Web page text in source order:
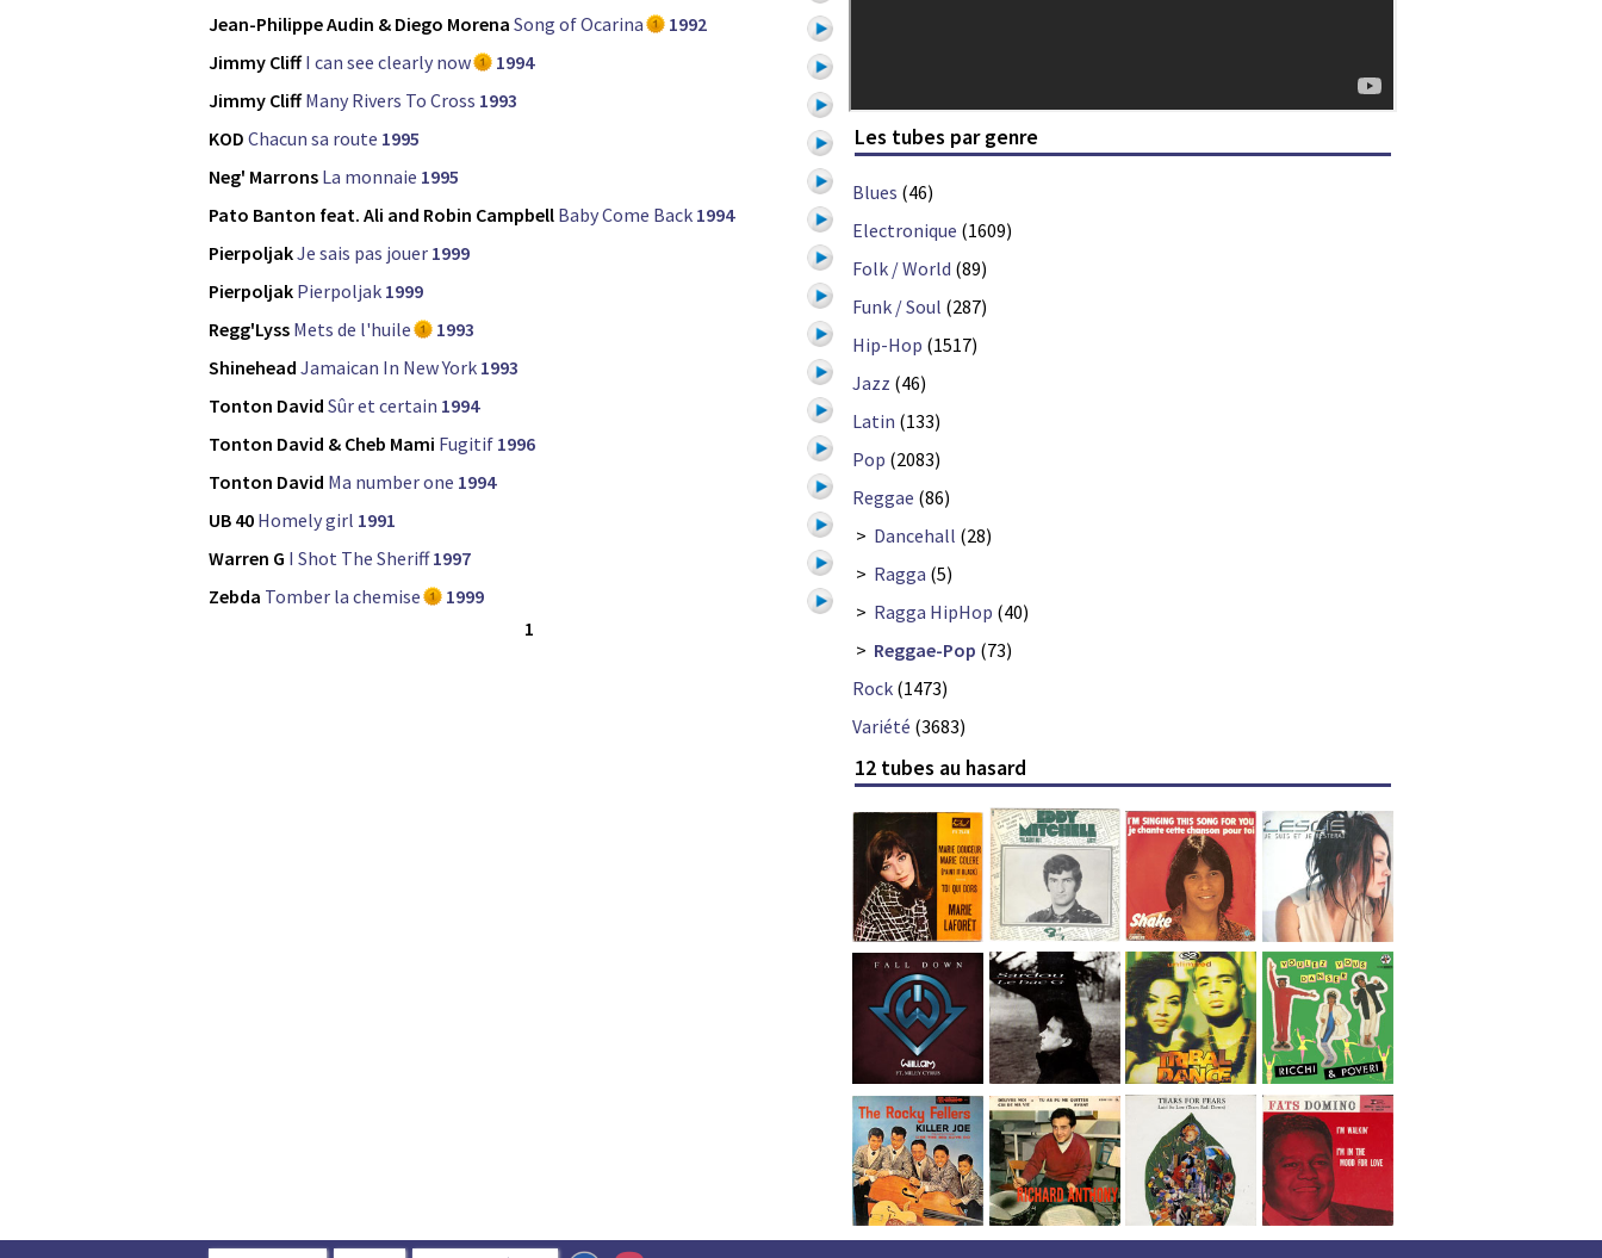
Jean-Philippe Audin & Diego Morena Song of Ocarina
1992
Jimmy Cliff I can see clearly now
1994
Jimmy Cliff Many Rivers To Cross 1993
KOD Chacun sa route 1995
Neg' Marrons La monnaie 1995
Pato Banton feat. Ali and Robin Campbell Baby Come Back 1994
PierpoljakJe sais pas jouer 1999
Pierpoljak Pierpoljak 1999
Regg'Lyss Mets de l'huile
1993
Shinehead Jamaican In New York 1993
Tonton David Sûr et certain 1994
Tonton David & Cheb Mami Fugitif 1996
Tonton David Ma number one 1994
UB 40 Homely girl 1991
Warren G I Shot The Sheriff 1997
Zebda Tomber la chemise
1999
1
Les tubes par genre
Blues (46)
Electronique (1609)
Folk / World (89)
Funk / Soul (287)
Hip-Hop (1517)
Jazz (46)
Latin (133)
Pop (2083)
Reggae (86)
> Dancehall (28)
> Ragga (5)
> Ragga HipHop (40)
> Reggae-Pop (73)
Rock (1473)
Variété (3683)
12 tubes au hasard